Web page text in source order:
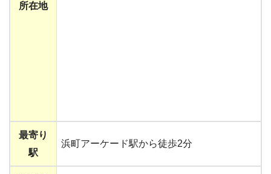
所在地
最寄り
駅
浜町アーケード駅から徒歩2分